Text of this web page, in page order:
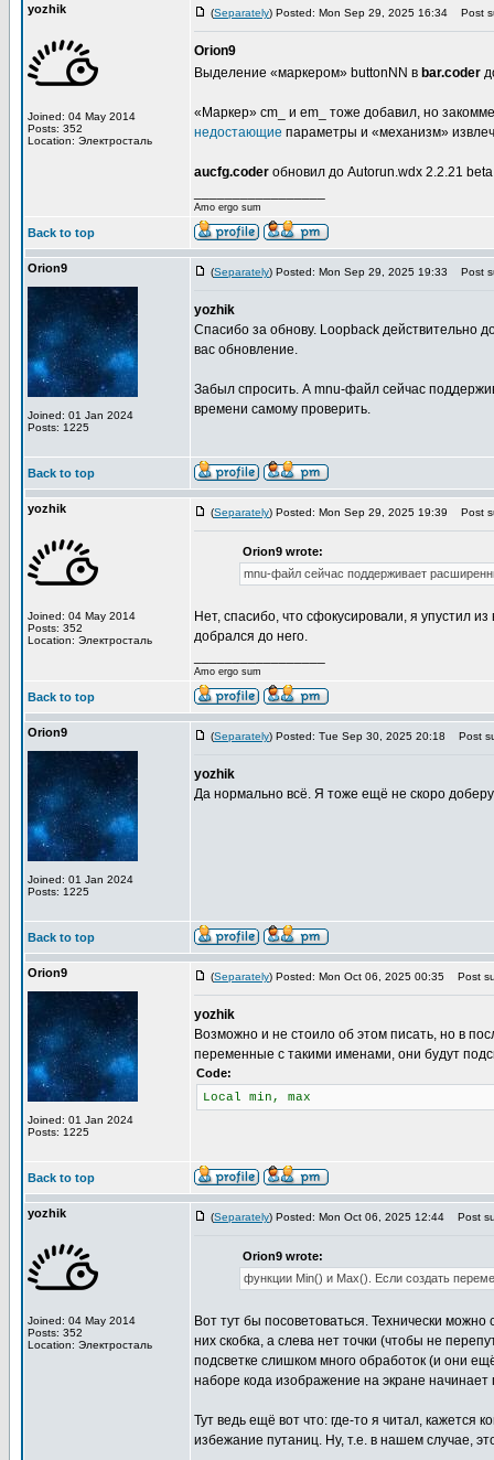
yozhik
Joined: 04 May 2014
Posts: 352
Location: Электросталь
(Separately) Posted: Mon Sep 29, 2025 16:34 Post
Orion9
Выделение «маркером» buttonNN в bar.coder
«Маркер» cm_ и em_ тоже добавил, но
недостающие параметры и «механизм»
aucfg.coder обновил до Autorun.wdx 2.2.21
Amo ergo sum
Back to top
Orion9
Joined: 01 Jan 2024
Posts: 1225
(Separately) Posted: Mon Sep 29, 2025 19:33 Post
yozhik
Спасибо за обнову. Loopback действительно
вас обновление.
Забыл спросить. А mnu-файл сейчас
времени самому проверить.
Back to top
yozhik
Joined: 04 May 2014
Posts: 352
Location: Электросталь
(Separately) Posted: Mon Sep 29, 2025 19:39 Post
Orion9 wrote:
mnu-файл сейчас поддерживает
Нет, спасибо, что сфокусировали, я упустил
добрался до него.
Amo ergo sum
Back to top
Orion9
Joined: 01 Jan 2024
Posts: 1225
(Separately) Posted: Tue Sep 30, 2025 20:18 Post
yozhik
Да нормально всё. Я тоже ещё не скоро
Back to top
Orion9
Joined: 01 Jan 2024
Posts: 1225
(Separately) Posted: Mon Oct 06, 2025 00:35 Post
yozhik
Возможно и не стоило об этом писать, но в
переменные с такими именами, они будут
Code:
Local min, max
Back to top
yozhik
Joined: 04 May 2014
Posts: 352
Location: Электросталь
(Separately) Posted: Mon Oct 06, 2025 12:44 Post
Orion9 wrote:
функции Min() и Max(). Если создать
Вот тут бы посоветоваться. Технически
них скобка, а слева нет точки (чтобы не
подсветке слишком много обработок (и они
наборе кода изображение на экране
Тут ведь ещё вот что: где-то я читал, кажется
избежание путаниц. Ну, т.е. в нашем случае,